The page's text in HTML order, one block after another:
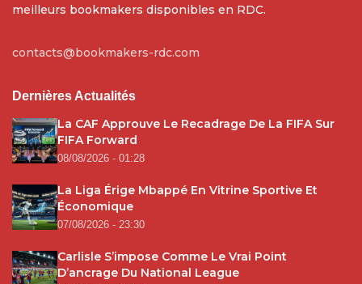
meilleurs bookmakers disponibles en RDC.
contacts@bookmakers-rdc.com
Dernières Actualités
La CAF Approuve Le Recadrage De La FIFA Sur
FIFA Forward
08/08/2026 - 01:28
La Liga Érige Mbappé En Vitrine Sportive Et
Économique
07/08/2026 - 23:30
Carlisle S’impose Comme Le Vrai Point
D’ancrage Du National League